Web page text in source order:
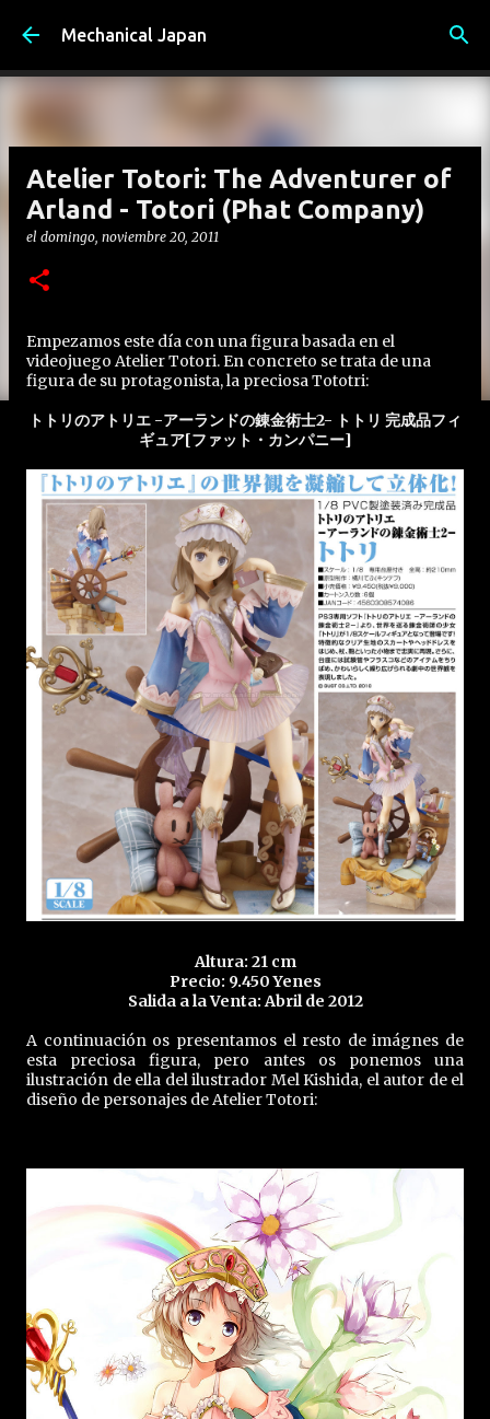
Ir al contenido principal
Mechanical Japan
Atelier Totori: The Adventurer of
Arland - Totori (Phat Company)
el domingo, noviembre 20, 2011
Empezamos este día con una figura basada en el
videojuego Atelier Totori. En concreto se trata de una
figura de su protagonista, la preciosa Tototri:
トトリのアトリエ -アーランドの錬金術士2- トトリ 完成品フィ
ギュア[ファット・カンパニー]
Altura: 21 cm
Precio: 9.450 Yenes
Salida a la Venta: Abril de 2012
A continuación os presentamos el resto de imágnes de
esta preciosa figura, pero antes os ponemos una
ilustración de ella del ilustrador Mel Kishida, el autor de el
diseño de personajes de Atelier Totori: